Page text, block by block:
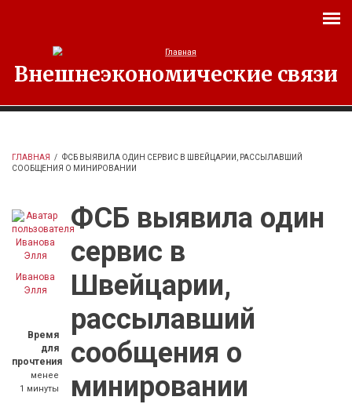
Внешнеэкономические связи
ГЛАВНАЯ / ФСБ ВЫЯВИЛА ОДИН СЕРВИС В ШВЕЙЦАРИИ, РАССЫЛАВШИЙ
СООБЩЕНИЯ О МИНИРОВАНИИ
Иванова
Элля
Время
для
прочтения
менее
1 минуты
ФСБ выявила один
сервис в
Швейцарии,
рассылавший
сообщения о
минировании